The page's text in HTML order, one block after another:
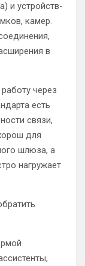
и устройств-
камер.
в
через
есть
связи,
для
шлюза, а
нагружает